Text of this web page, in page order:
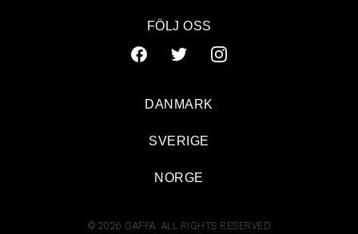
FÖLJ OSS
© 2026 GAFFA. ALL RIGHTS RESERVED
DANMARK
SVERIGE
NORGE